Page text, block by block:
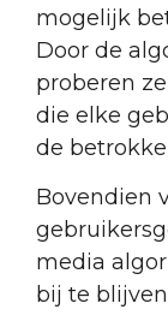
mogelijk
Door de
proberen
die elke
de
Bovendien
media
bij te